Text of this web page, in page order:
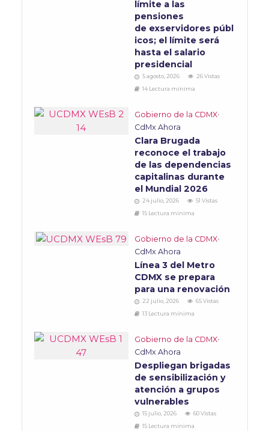
límite a las
pensiones
de exservidores públ
icos; el límite será
hasta el salario
presidencial
5 agosto, 2026
26 Vistas
14 Lectura mínima
Gobierno de la CDMX•
CdMx Ahora
Clara Brugada
reconoce el trabajo
de las dependencias
capitalinas durante
el Mundial 2026
24 julio, 2026
51 Vistas
15 Lectura mínima
Gobierno de la CDMX•
CdMx Ahora
Línea 3 del Metro
CDMX se prepara
para una renovación
22 julio, 2026
65 Vistas
13 Lectura mínima
Gobierno de la CDMX•
CdMx Ahora
Despliegan brigadas
de sensibilización y
atención a grupos
vulnerables
15 julio, 2026
60 Vistas
15 Lectura mínima